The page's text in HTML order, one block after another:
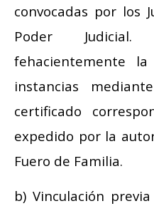
convocadas por los
Poder Judicial.
fehacientemente
instancias
certificado
expedido por la
Fuero de Familia.
b) Vinculación